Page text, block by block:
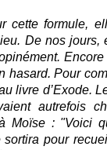
formule,
De nos jours,
hasard. Pour
livre d’Exode.
autrefois
Moïse : "Voici
pour